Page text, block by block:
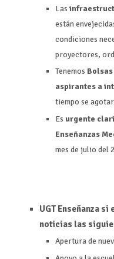
Las
están
condiciones
proyectores,
Tenemos
aspirantes a
tiempo se
Esurgente
Enseñanzas
mes de julio del
UGT Enseñanza
noticias las
Apertura de